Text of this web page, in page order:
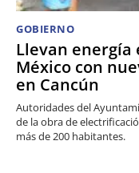
GOBIERNO
Llevan energía
México con
en Cancún
Autoridades del
de la obra de
más de 200 habitantes.